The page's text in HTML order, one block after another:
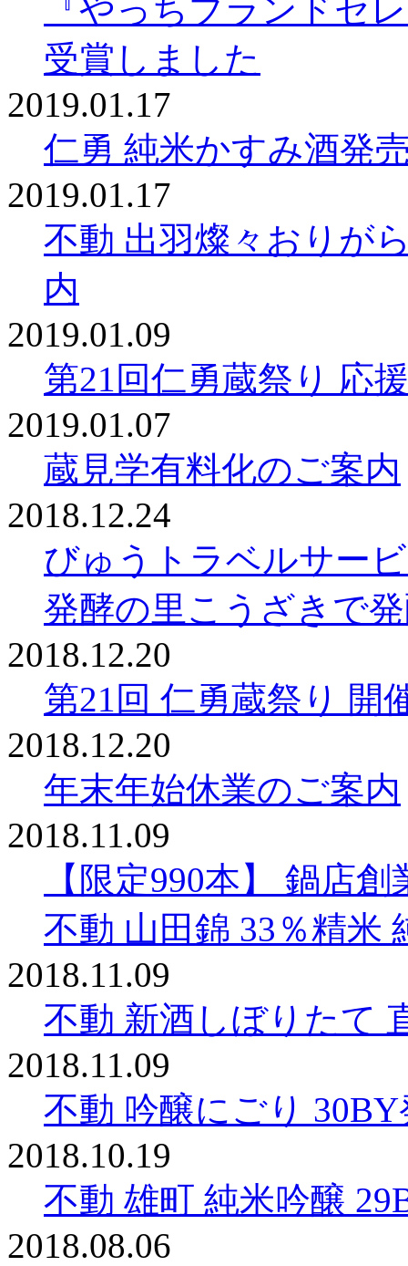
『やっちブランドセ
受賞しました
2019.01.17
仁勇 純米かすみ酒発
2019.01.17
不動 出羽燦々おりが
内
2019.01.09
第21回仁勇蔵祭り 応
2019.01.07
蔵見学有料化のご案内
2018.12.24
びゅうトラベルサー
発酵の里こうざきで
2018.12.20
第21回 仁勇蔵祭り 開
2018.12.20
年末年始休業のご案内
2018.11.09
【限定990本】 鍋店
不動 山田錦 33％精米
2018.11.09
不動 新酒しぼりたて
2018.11.09
不動 吟醸にごり
2018.10.19
不動 雄町 純米吟醸
2018.08.06